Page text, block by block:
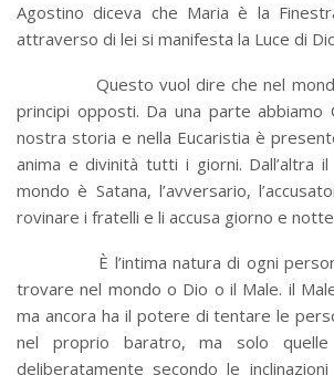
Agostino diceva che Maria è la
attraverso di lei si manifesta la Luce di
Questo vuol dire che nel mondo
principi opposti. Da una parte abbiamo
nostra storia e nella Eucaristia è
anima e divinità tutti i giorni. Dall’altra
mondo è Satana, l’avversario,
rovinare i fratelli e li accusa giorno e
È l’intima natura di ogni
trovare nel mondo o Dio o il Male. il
ma ancora ha il potere di tentare le
nel proprio baratro, ma solo
deliberatamente secondo le